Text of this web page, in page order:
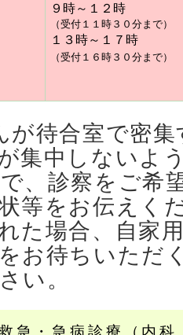
９時～１２時
（受付１１時３０分まで）
１３時～１７時
（受付１６時３０分まで）
が待合室で密
集中しないよ
、診察をご希
等をお伝えく
た場合、自家
お待ちいただ
い。
急・急病診療（内